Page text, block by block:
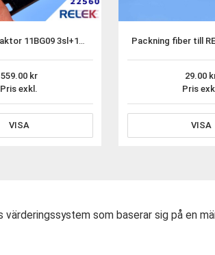
Pris exkl.
559.00
VISA
Pris
29.00
VISA